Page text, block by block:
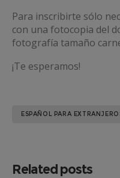
Para inscribirte sólo
con una fotocopia del
fotografía tamaño
¡Te esperamos!
ESPAÑOL PARA
Related posts